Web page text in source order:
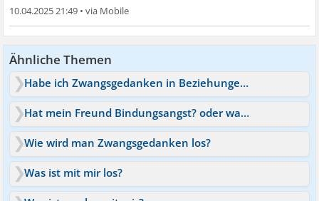
10.04.2025 21:49 •
Ähnliche Themen
Habe ich Zwangsgedanken in Beziehungen? ROCD
Hat mein Freund Bindungsangst? oder was ist los
Wie wird man Zwangsgedanken los?
Was ist mit mir los?